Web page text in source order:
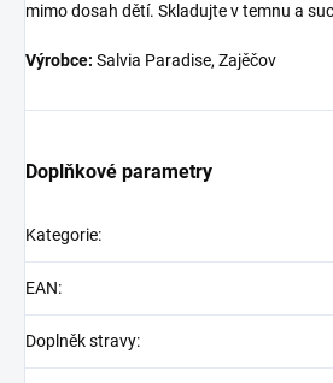
mimo dosah dětí. Skladujte v temnu a
Výrobce: Salvia Paradise, Zajěčov
Doplňkové parametry
Kategorie:
EAN:
Doplněk stravy: